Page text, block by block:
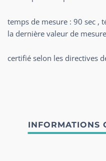
temps de mesure : 90 sec ,
la dernière valeur de
certifié selon les directives